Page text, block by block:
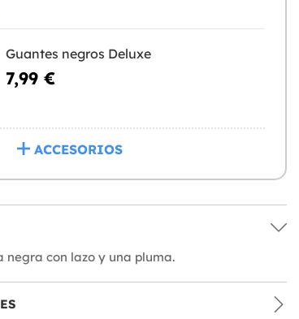
Guantes negros Deluxe
7,99 €
ACCESORIOS
con lazo y una pluma.